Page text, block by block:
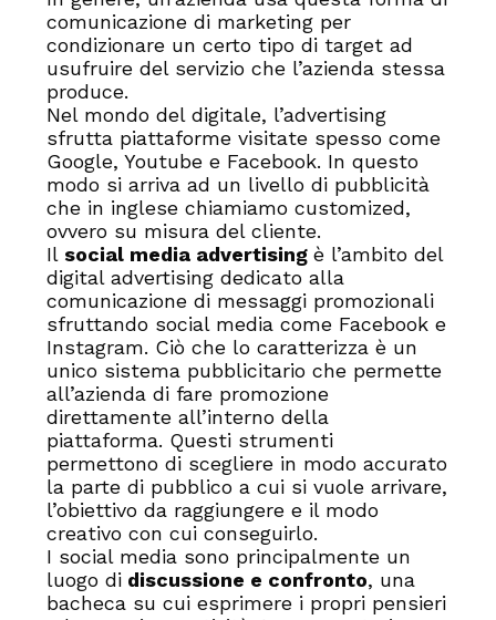
comunicazione di marketing per
condizionare un certo tipo di target ad
usufruire del servizio che l’azienda stessa
produce.
Nel mondo del digitale, l’advertising
sfrutta piattaforme visitate spesso come
Google, Youtube e Facebook. In questo
modo si arriva ad un livello di pubblicità
che in inglese chiamiamo customized,
ovvero su misura del cliente.
Il social media advertising è l’ambito del
digital advertising dedicato alla
comunicazione di messaggi promozionali
sfruttando social media come Facebook e
Instagram. Ciò che lo caratterizza è un
unico sistema pubblicitario che permette
all’azienda di fare promozione
direttamente all’interno della
piattaforma. Questi strumenti
permettono di scegliere in modo accurato
la parte di pubblico a cui si vuole arrivare,
l’obiettivo da raggiungere e il modo
creativo con cui conseguirlo.
I social media sono principalmente un
luogo didiscussione e confronto, una
bacheca su cui esprimere i propri pensieri